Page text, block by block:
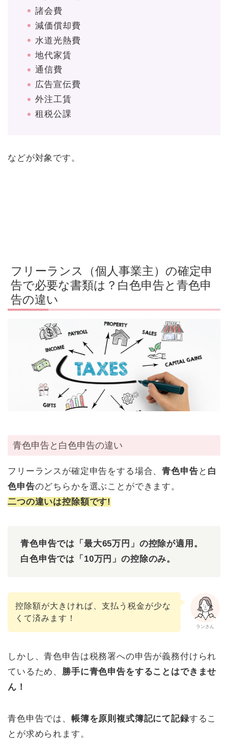
諸会費
減価償却費
水道光熱費
地代家賃
通信費
広告宣伝費
外注工賃
租税公課
などが対象です。
フリーランス（個人事業主）の確定申
告で必要な書類は？白色申告と青色申
告の違い
青色申告と白色申告の違い
フリーランスが確定申告をする場合、青色申告 と 白
色申告のどちらかを選ぶことができます。
二つの違いは控除額です!
青色申告では「最大65万円」の控除が適用。
白色申告では「10万円」の控除のみ。
ランさん
控除額が大きければ、支払う税金が少な
くて済みます！
しかし、青色申告は税務署への申告が義務付けられ
ているため、 勝手に青色申告をすることはできませ
ん！
青色申告では、 帳簿を原則複式簿記にて記録するこ
とが求められます。